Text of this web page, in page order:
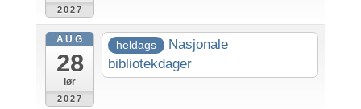
2027
AUG
28
lør
2027
heldags
Nasjonale
bibliotekdager